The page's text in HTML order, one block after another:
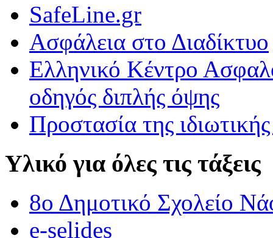
Εκφράζομαι μέσα από την τέχνη.\r\nΠαρατηρήσαμε πολύ
ΟΙ ΑΓΡΙΟΠΑΠΙΕΣ ΠΕΤΟΥΝ ΣΤΟ 3Ο ΔΗΜΟΤΙΚΟ ΣΧΟΛΕΙΟ
ΟΙ ΑΓΡΙΟΠΑΠΙΕΣ ΠΕΤΟΥΝ ΣΤΟ 3Ο ΔΗΜΟΤΙΚΟ ΣΧΟΛΕΙΟ
SafeLine.gr
Ασφάλεια στο Διαδίκτυο
Ελληνικό Κέντρο
οδηγός διπλής όψης
Προστασία της
Υλικό για όλες τις τάξεις
8ο Δημοτικό Σχολείο
e-selides